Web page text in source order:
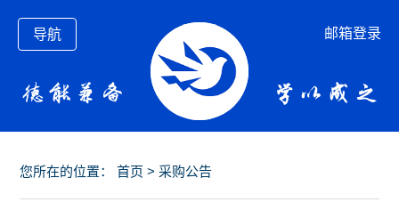
导航 邮箱登录
您所在的位置：首页 >采购公告